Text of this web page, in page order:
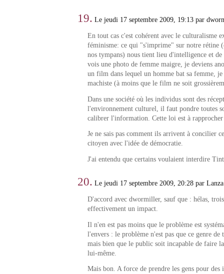
19. Le jeudi 17 septembre 2009, 19:13 par
En tout cas c'est cohérent avec le culturalisme
féminisme: ce qui "s'imprime" sur notre rétine
nos tympans) nous tient lieu d'intelligence et
vois une photo de femme maigre, je deviens
un film dans lequel un homme bat sa femme, je
machiste (à moins que le film ne soit
Dans une société où les individus sont des
l'environnement culturel, il faut pondre toutes
calibrer l'information. Cette loi est à rapprocher
Je ne sais pas comment ils arrivent à concilier
citoyen avec l'idée de démocratie.
J'ai entendu que certains voulaient interdire
20. Le jeudi 17 septembre 2009, 20:28 par Lanza
D'accord avec dwormiller, sauf que : hélas,
effectivement un impact.
Il n'en est pas moins que le problème est
l'envers : le problème n'est pas que ce genre de
mais bien que le public soit incapable de faire la
lui-même.
Mais bon. A force de prendre les gens pour des